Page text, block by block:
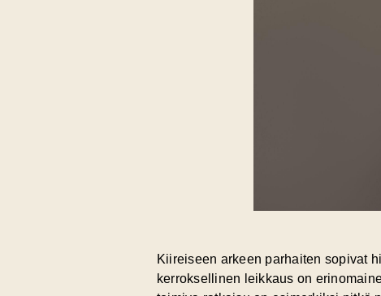
Kiireiseen arkeen parhaiten sopivat
kerroksellinen leikkaus on